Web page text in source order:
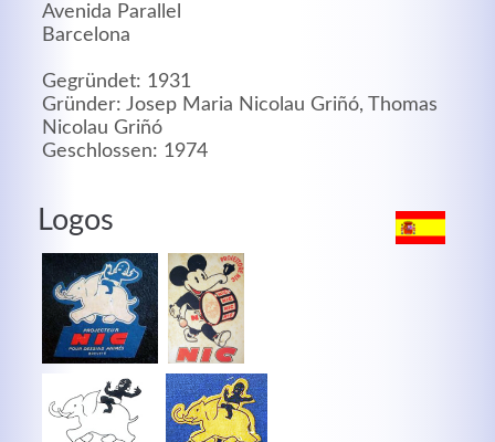
Avenida Parallel
Barcelona
Gegründet: 1931
Gründer: Josep Maria Nicolau Griñó, Thomas
Nicolau Griñó
Geschlossen: 1974
Logos
Lorem ipsum dolor sit amet, consectetuer adipiscing
elit. Aenean commodo ligula eget dolor.
MEHR INFOS